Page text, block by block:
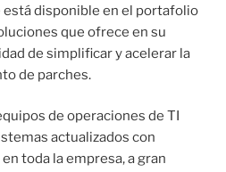
está disponible en el portafolio
que ofrece en su
de simplificar y acelerar la
de parches.
de operaciones de TI
actualizados con
toda la empresa, a gran